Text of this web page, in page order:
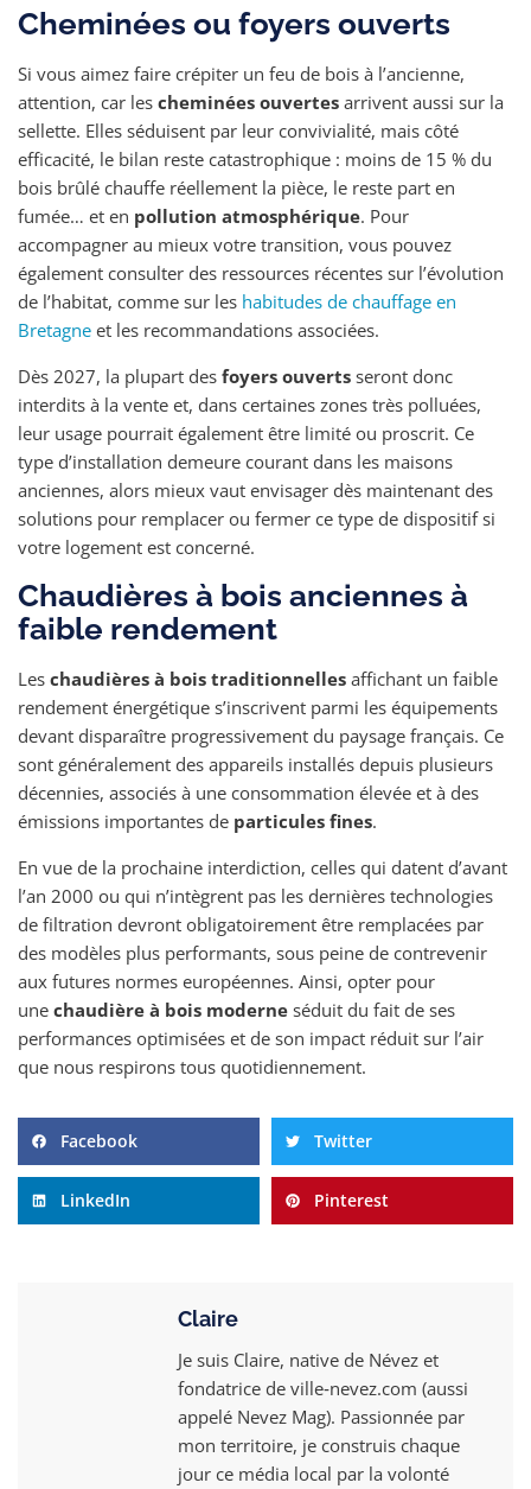
Cheminées ou foyers ouverts
Si vous aimez faire crépiter un feu de bois à l’ancienne,
attention, car les cheminées ouvertes arrivent aussi sur la
sellette. Elles séduisent par leur convivialité, mais côté
efficacité, le bilan reste catastrophique : moins de 15 % du
bois brûlé chauffe réellement la pièce, le reste part en
fumée… et en pollution atmosphérique. Pour
accompagner au mieux votre transition, vous pouvez
également consulter des ressources récentes sur l’évolution
de l’habitat, comme sur les habitudes de chauffage en
Bretagne et les recommandations associées.
Dès 2027, la plupart des foyers ouverts seront donc
interdits à la vente et, dans certaines zones très polluées,
leur usage pourrait également être limité ou proscrit. Ce
type d’installation demeure courant dans les maisons
anciennes, alors mieux vaut envisager dès maintenant des
solutions pour remplacer ou fermer ce type de dispositif si
votre logement est concerné.
Chaudières à bois anciennes à
faible rendement
Les chaudières à bois traditionnelles affichant un faible
rendement énergétique s’inscrivent parmi les équipements
devant disparaître progressivement du paysage français. Ce
sont généralement des appareils installés depuis plusieurs
décennies, associés à une consommation élevée et à des
émissions importantes de particules fines.
En vue de la prochaine interdiction, celles qui datent d’avant
l’an 2000 ou qui n’intègrent pas les dernières technologies
de filtration devront obligatoirement être remplacées par
des modèles plus performants, sous peine de contrevenir
aux futures normes européennes. Ainsi, opter pour
une chaudière à bois moderne séduit du fait de ses
performances optimisées et de son impact réduit sur l’air
que nous respirons tous quotidiennement.
Facebook Twitter
LinkedIn Pinterest
Claire
Je suis Claire, native de Névez et
fondatrice de ville‑nevez.com (aussi
appelé Nevez Mag). Passionnée par
mon territoire, je construis chaque
jour ce média local par la volonté